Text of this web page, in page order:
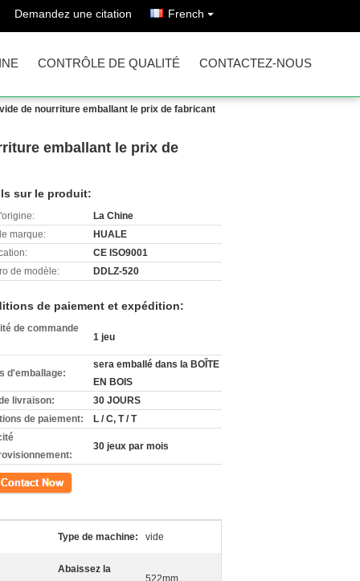
Demandez une citation French
CONTRÔLE DE QUALITÉ CONTACTEZ-NOUS
de nourriture emballant le prix de fabricant
emballant le prix de
sur le produit:
La Chine
marque:
HUALE
CE ISO9001
de modèle:
DDLZ-520
de paiement et expédition:
de commande
1 jeu
d'emballage:
sera emballé dans la BOÎTE
EN BOIS
livraison:
30 JOURS
de paiement:
L / C, T / T
30 jeux par mois
Type de machine: vide
Abaissez la
522mm